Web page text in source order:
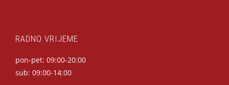
RADNO VRIJEME
pon-pet: 09:00-20:00
sub: 09:00-14:00